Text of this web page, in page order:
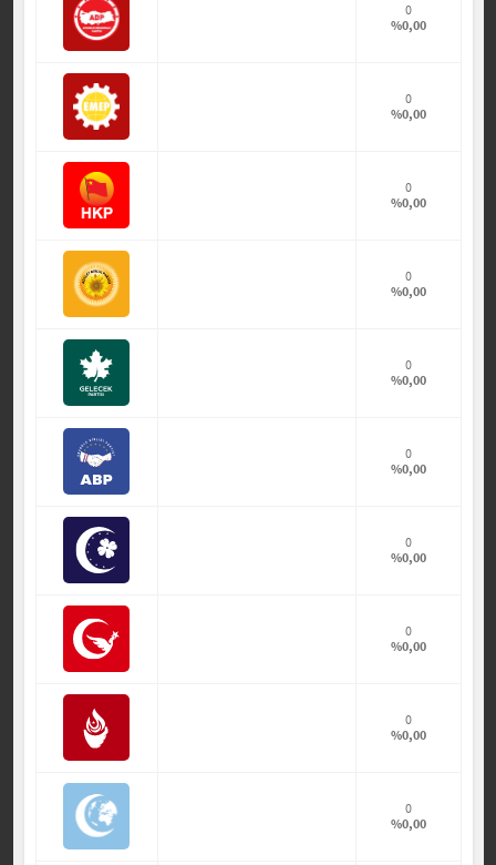
0
%0,00
0
%0,00
0
%0,00
0
%0,00
0
%0,00
0
%0,00
0
%0,00
0
%0,00
0
%0,00
0
%0,00